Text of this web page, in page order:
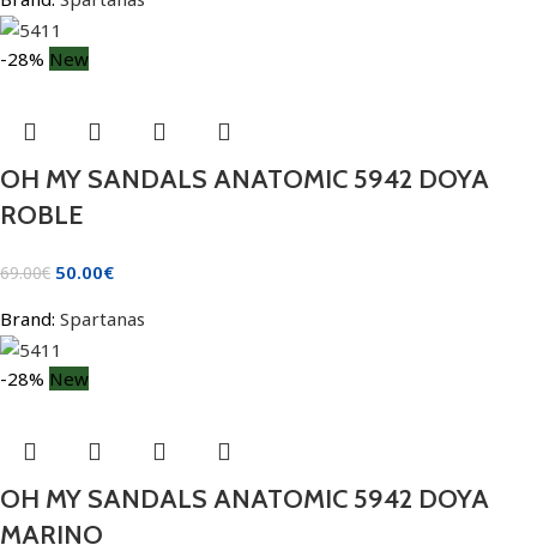
-28% New
OH MY SANDALS ANATOMIC 5942 DOYA
ROBLE
69.00€ 50.00€
Brand: Spartanas
-28% New
OH MY SANDALS ANATOMIC 5942 DOYA
MARINO